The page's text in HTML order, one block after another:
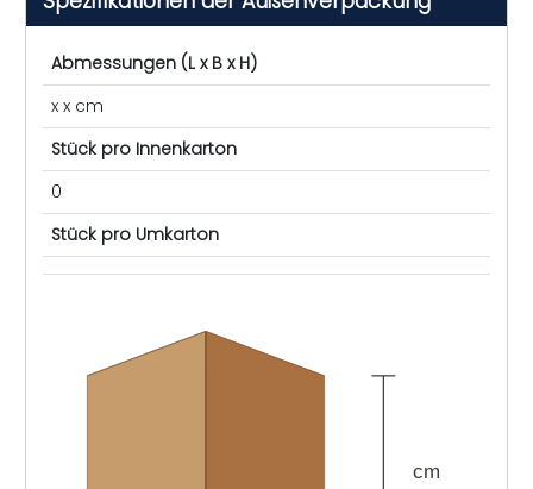
Abmessungen (L x B x H)
x x cm
Stück pro Innenkarton
0
Stück pro Umkarton
cm